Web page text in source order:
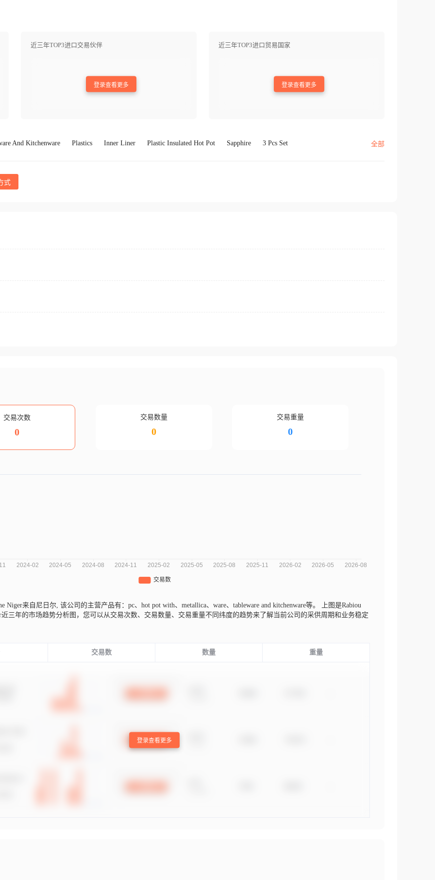
近三年TOP3进口交易伙伴
登录查看更多
近三年TOP3进口贸易国家
登录查看更多
And Kitchenware Plastics Inner Liner Plastic Insulated Hot Pot Sapphire 3 Pcs Set 全部
式
交易次数
0
交易数量
0
交易重量
0
Niger来自尼日尔, 该公司的主营产品有：pc、hot pot with、metallica、ware、tableware and kitchenware等。
上图是Rabiou
近三年的市场趋势分析图，您可以从交易次数、交易数量、交易重量不同纬度的趋势来了解当前公司的采供周期和业务稳定
交易数 数量 重量
登录查看更多